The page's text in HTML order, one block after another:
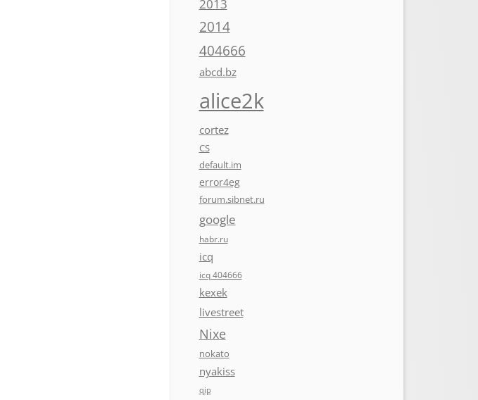
2013
2014
404666
abcd.bz
alice2k
cortez
CS
default.im
error4eg
forum.sibnet.ru
google
habr.ru
icq
icq 404666
kexek
livestreet
Nixe
nokato
nyakiss
qip